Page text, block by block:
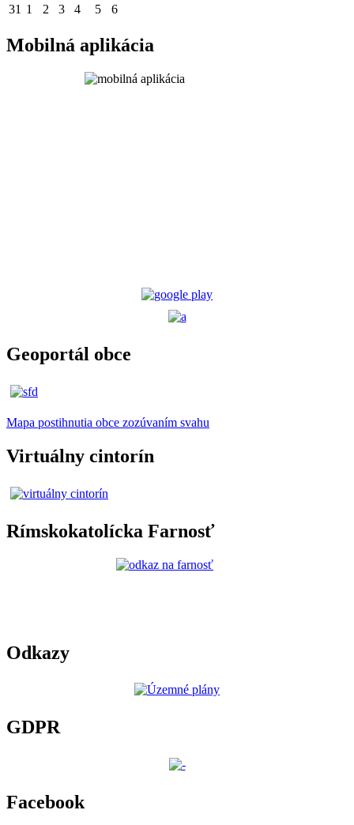
31 1 2 3 4 5 6
Mobilná aplikácia
Geoportál obce
Mapa postihnutia obce zozúvaním svahu
Virtuálny cintorín
Rímskokatolícka Farnosť
Odkazy
GDPR
Facebook